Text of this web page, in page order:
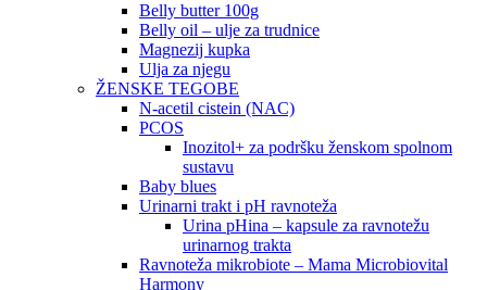
Belly butter 100g
Belly oil – ulje za trudnice
Magnezij kupka
Ulja za njegu
ŽENSKE TEGOBE
N-acetil cistein (NAC)
PCOS
Inozitol+ za podršku ženskom spolnom
sustavu
Baby blues
Urinarni trakt i pH ravnoteža
Urina pHina – kapsule za ravnotežu
urinarnog trakta
Ravnoteža mikrobiote – Mama Microbiovital
Harmony